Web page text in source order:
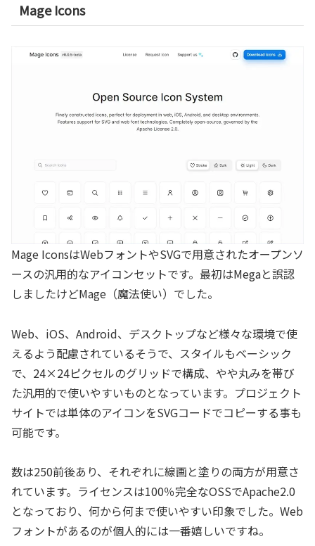
Mage Icons
Mage IconsはWebフォントやSVGで用意されたオープンソ
ースの汎用的なアイコンセットです。最初はMegaと誤認
しましたけどMage（魔法使い）でした。
Web、iOS、Android、デスクトップなど様々な環境で使
えるよう配慮されているそうで、スタイルもベーシック
で、24×24ピクセルのグリッドで構成、やや丸みを帯び
た汎用的で使いやすいものとなっています。プロジェクト
サイトでは単体のアイコンをSVGコードでコピーする事も
可能です。
数は250前後あり、それぞれに線画と塗りの両方が用意さ
れています。ライセンスは100％完全なOSSでApache2.0
となっており、何から何まで使いやすい印象でした。Web
フォントがあるのが個人的には一番嬉しいですね。